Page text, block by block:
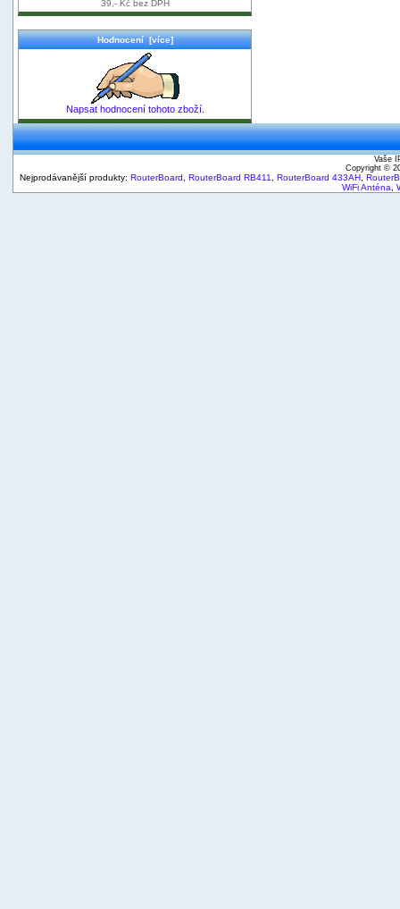
39,- Kč bez DPH
Hodnocení [více]
Napsat hodnocení tohoto zboží.
Vaše
Copyright ©
Nejprodávanější produkty: RouterBoard RouterBoard RB411 RouterBoard 433AH
WiFi Anténa